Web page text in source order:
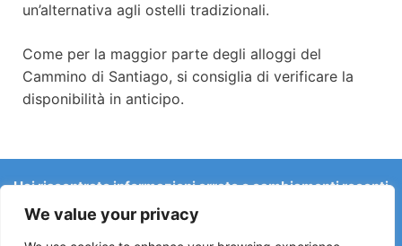
We value your privacy
un’alternativa agli ostelli tradizionali.
Come per la maggior parte degli alloggi del
Cammino di Santiago, si consiglia di verificare la
disponibilità in anticipo.
Hai riscontrato informazioni errate o cambiamenti recenti
Le segnalazioni su ostelli chiusi, allagamenti, deviazioni,